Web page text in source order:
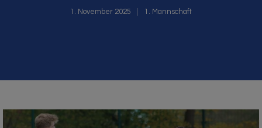
1. November 2025 1. Mannschaft